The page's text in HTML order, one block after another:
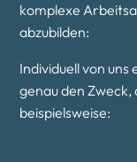
komplexe
abzubilden:
Individuell von uns
genau den
beispielsweise: